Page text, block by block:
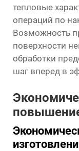
тепловые
операций по
Возможность
поверхности
обработки
шаг вперед в